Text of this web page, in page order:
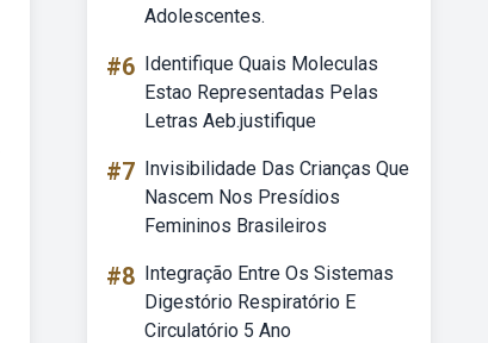
Adolescentes.
#6 Identifique Quais Moleculas
Estao Representadas Pelas
Letras Aeb.justifique
#7 Invisibilidade Das Crianças Que
Nascem Nos Presídios
Femininos Brasileiros
#8 Integração Entre Os Sistemas
Digestório Respiratório E
Circulatório 5 Ano